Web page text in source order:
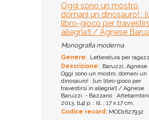
Oggi sono un mostro,
domani un dinosauro! :
libro-gioco per
allegria!] / Agnese
Monografia moderna
Genere: Letteratura per
Descrizione: Baruzzi, Agnese.
Oggi sono un mostro, domani un
dinosauro! : [un libro-gioco per
travestirsi in allegria!] / Agnese
Baruzzi. - Bazzano : Artebambini,
2013. [14] p. : ill. ; 17 x 17 cm.
Codice record: MOD1627932